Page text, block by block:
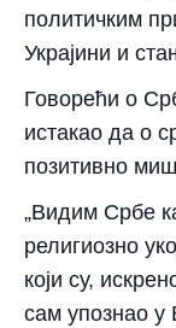
политичким
Украјини и
Говорећи о
истакао да о
позитивно
„Видим Србе
религиозно
који су,
сам упознао у